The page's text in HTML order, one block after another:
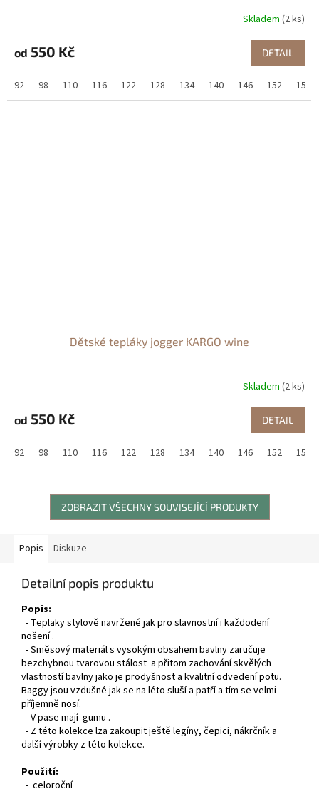
Skladem (2 ks)
od 550 Kč DETAIL
92 98 110 116 122 128 134 140 146 152 158
Dětské tepláky jogger KARGO wine
Skladem (2 ks)
od 550 Kč DETAIL
92 98 110 116 122 128 134 140 146 152 158
ZOBRAZIT VŠECHNY SOUVISEJÍCÍ PRODUKTY
Popis Diskuze
Detailní popis produktu
Popis:
- Teplaky stylově navržené jak pro slavnostní i každodení
nošení .
- Směsový materiál s vysokým obsahem bavlny zaručuje
bezchybnou tvarovou stálost a přitom zachování skvělých
vlastností bavlny jako je prodyšnost a kvalitní odvedení potu.
Baggy jsou vzdušné jak se na léto sluší a patří a tím se velmi
příjemně nosí.
- V pase mají gumu .
- Z této kolekce lza zakoupit ještě legíny, čepici, nákrčník a
další výrobky z této kolekce.
Použití:
- celoroční